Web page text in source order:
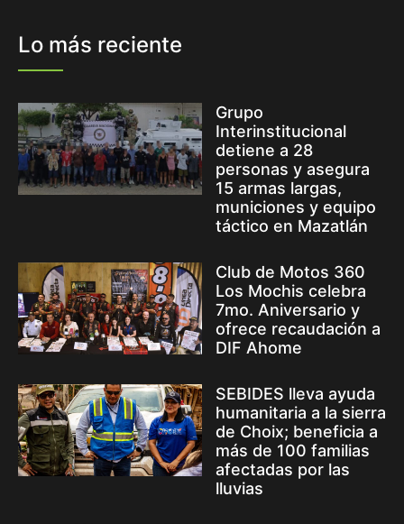
Lo más reciente
Grupo
Interinstitucional
detiene a 28
personas y asegura
15 armas largas,
municiones y equipo
táctico en Mazatlán
Club de Motos 360
Los Mochis celebra
7mo. Aniversario y
ofrece recaudación a
DIF Ahome
SEBIDES lleva ayuda
humanitaria a la sierra
de Choix; beneficia a
más de 100 familias
afectadas por las
lluvias